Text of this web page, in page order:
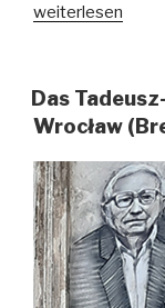
„Am
1905
kam
Łysohorsky
zur
Welt “
weiterlesen
Das
Wrocław